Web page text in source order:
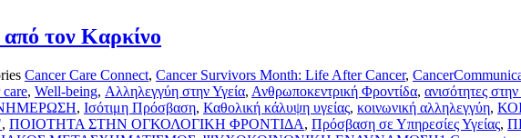
τον Καρκίνο
Cancer Care Connect, Cancer Survivors Month: Life After Cancer,
, Well-being, Αλληλεγγύη στην Υγεία, Ανθρωποκεντρική Φροντίδα, ανισότητες στην
, Ισότιμη Πρόσβαση, Καθολική κάλυψη υγείας, κοινωνική αλληλεγγύη,
, ΠΟΙΟΤΗΤΑ ΣΤΗΝ ΟΓΚΟΛΟΓΙΚΗ ΦΡΟΝΤΙΔΑ, Πρόσβαση σε Υπηρεσίες Υγείας,